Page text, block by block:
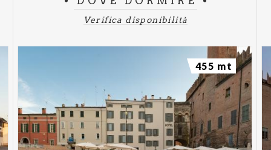
Verifica disponibilità
455 mt